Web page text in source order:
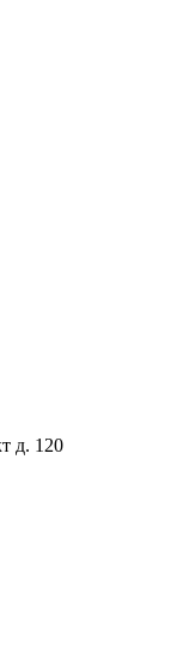
д. 120